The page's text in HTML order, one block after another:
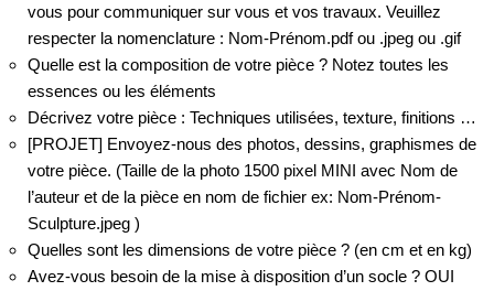
vous pour communiquer sur vous et vos travaux. Veuillez
respecter la nomenclature : Nom-Prénom.pdf ou .jpeg ou .gif
Quelle est la composition de votre pièce ? Notez toutes les
essences ou les éléments
Décrivez votre pièce : Techniques utilisées, texture, finitions …
[PROJET] Envoyez-nous des photos, dessins, graphismes de
votre pièce. (Taille de la photo 1500 pixel MINI avec Nom de
l’auteur et de la pièce en nom de fichier ex: Nom-Prénom-
Sculpture.jpeg )
Quelles sont les dimensions de votre pièce ? (en cm et en kg)
Avez-vous besoin de la mise à disposition d’un socle ? OUI